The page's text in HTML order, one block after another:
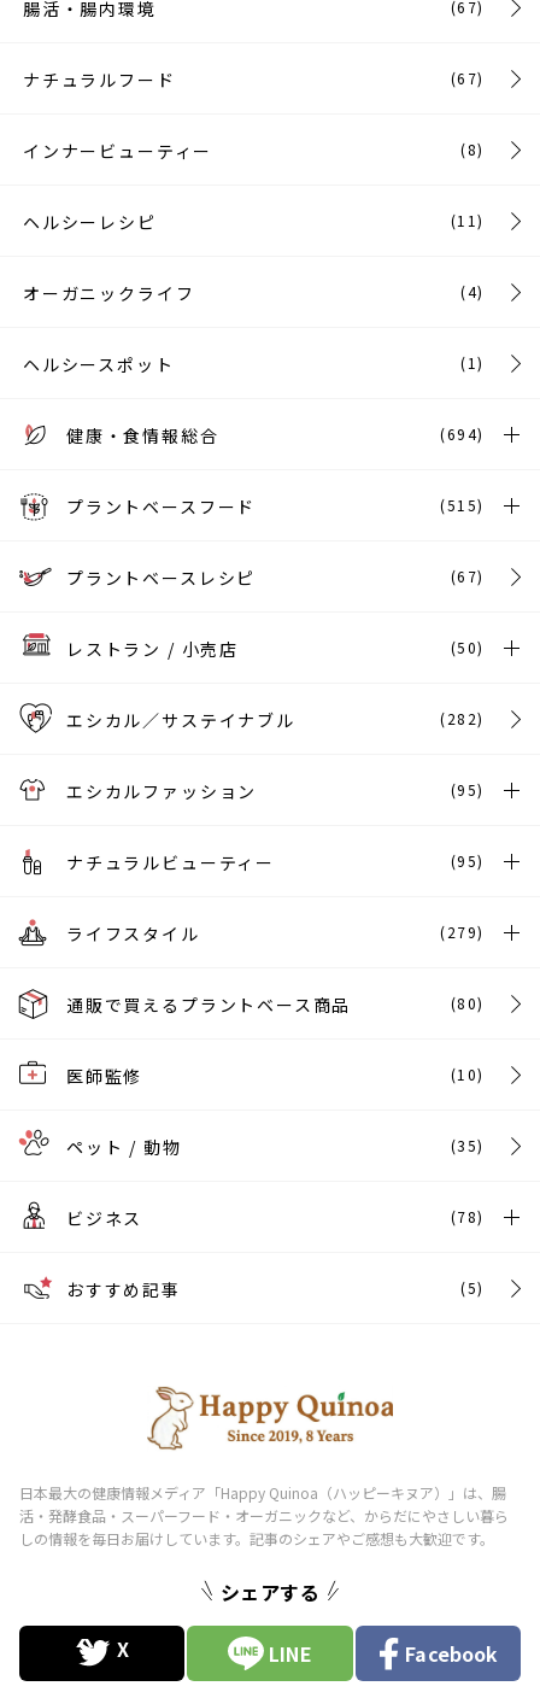
腸活・腸内環境 (67)
ナチュラルフード (67)
インナービューティー (8)
ヘルシーレシピ (11)
オーガニックライフ (4)
ヘルシースポット (1)
健康・食情報総合 (694)
プラントベースフード (515)
プラントベースレシピ (67)
レストラン / 小売店 (50)
エシカル／サステイナブル (282)
エシカルファッション (95)
ナチュラルビューティー (95)
ライフスタイル (279)
通販で買えるプラントベース商品 (80)
医師監修 (10)
ペット / 動物 (35)
ビジネス (78)
おすすめ記事 (5)
シェアする
LINE Facebook